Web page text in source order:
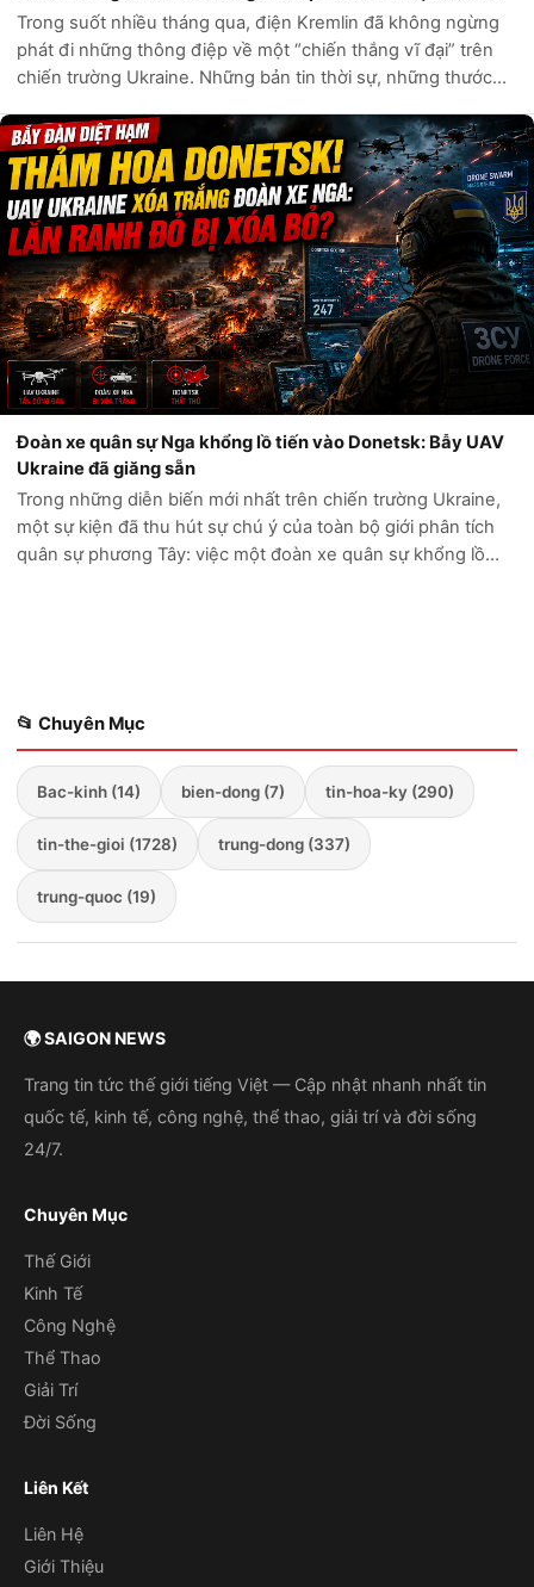
Trong suốt nhiều tháng qua, điện Kremlin đã không ngừng
phát đi những thông điệp về một “chiến thắng vĩ đại” trên
chiến trường Ukraine. Những bản tin thời sự, những thước
ngợi sức mạnh quân...
Đoàn xe quân sự Nga khổng lồ tiến vào Donetsk: Bẫy UAV
Ukraine đã giăng sẵn
Trong những diễn biến mới nhất trên chiến trường Ukraine,
một sự kiện đã thu hút sự chú ý của toàn bộ giới phân tích
quân sự phương Tây: việc một đoàn xe quân sự khổng lồ
📂 Chuyên Mục
Bac-kinh (14) bien-dong (7) tin-hoa-ky (290)
tin-the-gioi (1728) trung-dong (337)
trung-quoc (19)
🌍 SAIGON NEWS
Trang tin tức thế giới tiếng Việt — Cập nhật nhanh nhất tin
quốc tế, kinh tế, công nghệ, thể thao, giải trí và đời sống
24/7.
Chuyên Mục
Thế Giới
Kinh Tế
Công Nghệ
Thể Thao
Giải Trí
Đời Sống
Liên Kết
Liên Hệ
Giới Thiệu